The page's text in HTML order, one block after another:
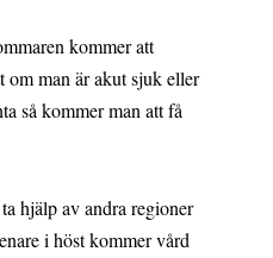
kommer att
om man är akut sjuk eller
så kommer man att få
hjälp av andra regioner
i höst kommer vård